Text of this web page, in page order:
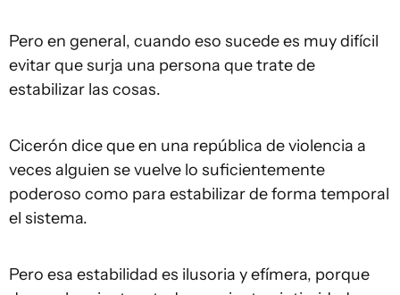
Pero en general, cuando eso sucede es muy difícil
evitar que surja una persona que trate de
estabilizar las cosas.
Cicerón dice que en una república de violencia a
veces alguien se vuelve lo suficientemente
poderoso como para estabilizar de forma temporal
el sistema.
Pero esa estabilidad es ilusoria y efímera, porque